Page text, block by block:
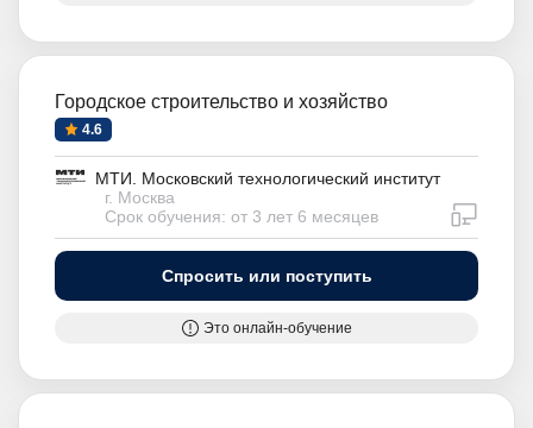
Городское строительство и хозяйство
4.6
МТИ. Московский технологический институт
г. Москва
Срок обучения: от 3 лет 6 месяцев
Спросить или поступить
Это онлайн-обучение